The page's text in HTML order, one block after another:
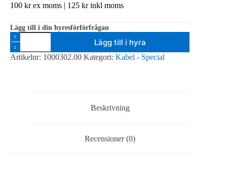
100 krex moms | 125 krinkl moms
Lägg till i din hyresförförfrågan
Socapex
19
pin
spider
Lägg till i hyra
Artikelnr: 1000302.00 Kategori: Kabel - Special
Beskrivning
Recensioner (0)